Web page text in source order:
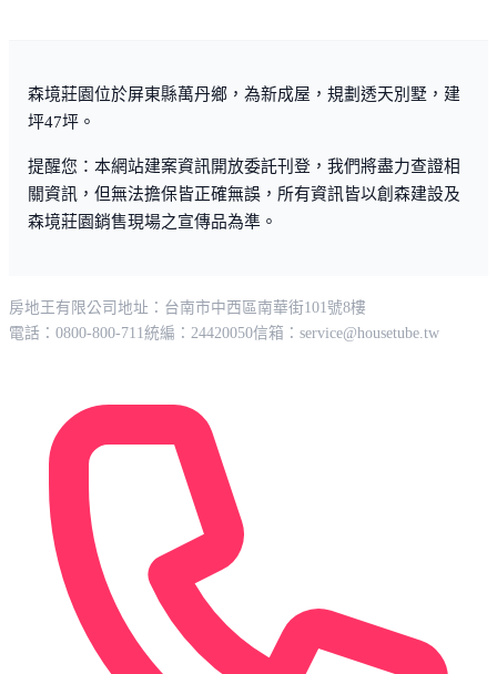
森境莊園位於屏東縣萬丹鄉，為新成屋，規劃透天別墅，建
坪47坪。
提醒您：本網站建案資訊開放委託刊登，我們將盡力查證相
關資訊，但無法擔保皆正確無誤，所有資訊皆以創森建設及
森境莊園銷售現場之宣傳品為準。
房地王有限公司 地址：台南市中西區南華街101號8樓
電話：0800-800-711統編：24420050信箱： service@housetube.tw